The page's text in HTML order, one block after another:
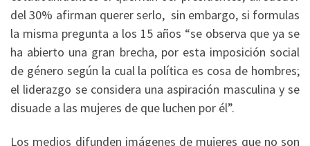
del 30% afirman querer serlo, sin embargo, si formulas
la misma pregunta a los 15 años “se observa que ya se
ha abierto una gran brecha, por esta imposición social
de género según la cual la política es cosa de hombres;
el liderazgo se considera una aspiración masculina y se
disuade a las mujeres de que luchen por él”.
Los medios difunden imágenes de mujeres que no son